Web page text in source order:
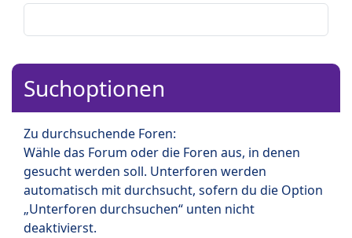
Suchoptionen
Zu durchsuchende Foren:
Wähle das Forum oder die Foren aus, in denen
gesucht werden soll. Unterforen werden
automatisch mit durchsucht, sofern du die Option
„Unterforen durchsuchen“ unten nicht
deaktivierst.